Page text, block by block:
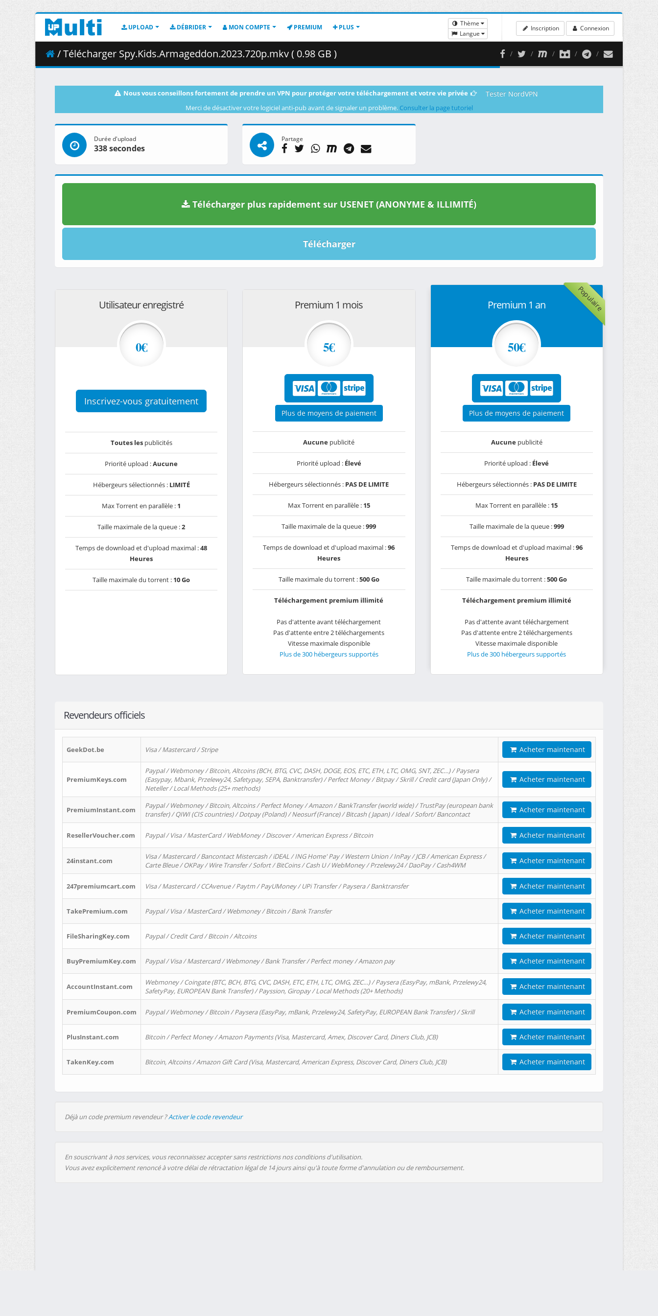
UPLOAD DÉBRIDER MON COMPTE PREMIUM PLUS
Thème
Langue
Inscription Connexion
/ Télécharger Spy.Kids.Armageddon.2023.720p.mkv ( 0.98 GB )
Nous vous conseillons fortement de prendre un VPN pour protéger votre téléchargement et votre vie privée Tester NordVPN
Merci de désactiver votre logiciel anti-pub avant de signaler un problème. Consulter la page tutoriel
Durée d'upload
338 secondes
Partage
Télécharger plus rapidement sur USENET (ANONYME & ILLIMITÉ)
Télécharger
Utilisateur enregistré
0€
Inscrivez-vous gratuitement
Toutes lespublicités
Priorité upload :Aucune
Hébergeurs sélectionnés : LIMITÉ
Max Torrent en parallèle : 1
Taille maximale de la queue :2
Temps de download et d'upload maximal :48
Heures
Taille maximale du torrent : 10 Go
Premium 1 mois
5€
Plus de moyens de paiement
Aucune publicité
Priorité upload : Élevé
Hébergeurs sélectionnés : PAS DE LIMITE
Max Torrent en parallèle : 15
Taille maximale de la queue :999
Temps de download et d'upload maximal :96
Heures
Taille maximale du torrent :500 Go
Téléchargement premium illimité
Pas d'attente avant téléchargement
Pas d'attente entre 2 téléchargements
Vitesse maximale disponible
Plus de 300 hébergeurs supportés
Populaire
Premium 1 an
50€
Plus de moyens de paiement
Aucunepublicité
Priorité upload : Élevé
Hébergeurs sélectionnés : PAS DE LIMITE
Max Torrent en parallèle : 15
Taille maximale de la queue :999
Temps de download et d'upload maximal :96
Heures
Taille maximale du torrent :500 Go
Téléchargement premium illimité
Pas d'attente avant téléchargement
Pas d'attente entre 2 téléchargements
Vitesse maximale disponible
Plus de 300 hébergeurs supportés
Revendeurs officiels
GeekDot.be Visa / Mastercard / Stripe Acheter maintenant
PremiumKeys.com
Paypal / Webmoney / Bitcoin, Altcoins (BCH, BTG, CVC, DASH, DOGE, EOS, ETC, ETH, LTC, OMG, SNT, ZEC…) / Paysera
(Easypay, Mbank, Przelewy24, Safetypay, SEPA, Banktransfer) / Perfect Money / Bitpay / Skrill / Credit card (Japan Only) /
Neteller / Local Methods (25+ methods)
Acheter maintenant
PremiumInstant.com
Paypal / Webmoney / Bitcoin, Altcoins / Perfect Money / Amazon / BankTransfer (world wide) / TrustPay (european bank
transfer) / QIWI (CIS countries) / Dotpay (Poland) / Neosurf (France) / Bitcash ( Japan) / Ideal / Sofort/ Bancontact
Acheter maintenant
ResellerVoucher.com Paypal / Visa / MasterCard / WebMoney / Discover / American Express / Bitcoin Acheter maintenant
24instant.com
Visa / Mastercard / Bancontact Mistercash / iDEAL / ING Home' Pay / Western Union / InPay / JCB / American Express /
Carte Bleue / OKPay / Wire Transfer / Sofort / BitCoins / Cash U / WebMoney / Przelewy24 / DaoPay / Cash4WM
Acheter maintenant
247premiumcart.com Visa / Mastercard / CCAvenue / Paytm / PayUMoney / UPi Transfer / Paysera / Banktransfer Acheter maintenant
TakePremium.com Paypal / Visa / MasterCard / Webmoney / Bitcoin / Bank Transfer Acheter maintenant
FileSharingKey.com Paypal / Credit Card / Bitcoin / Altcoins Acheter maintenant
BuyPremiumKey.com Paypal / Visa / Mastercard / Webmoney / Bank Transfer / Perfect money / Amazon pay Acheter maintenant
AccountInstant.com
Webmoney / Coingate (BTC, BCH, BTG, CVC, DASH, ETC, ETH, LTC, OMG, ZEC…) / Paysera (EasyPay, mBank, Przelewy24,
SafetyPay, EUROPEAN Bank Transfer) / Payssion, Giropay / Local Methods (20+ Methods)
Acheter maintenant
PremiumCoupon.com Paypal / Webmoney / Bitcoin / Paysera (EasyPay, mBank, Przelewy24, SafetyPay, EUROPEAN Bank Transfer) / Skrill Acheter maintenant
PlusInstant.com Bitcoin / Perfect Money / Amazon Payments (Visa, Mastercard, Amex, Discover Card, Diners Club, JCB) Acheter maintenant
TakenKey.com Bitcoin, Altcoins / Amazon Gift Card (Visa, Mastercard, American Express, Discover Card, Diners Club, JCB) Acheter maintenant
Déjà un code premium revendeur ?Activer le code revendeur
En souscrivant à nos services, vous reconnaissez accepter sans restrictions nos conditions d'utilisation.
Vous avez explicitement renoncé à votre délai de rétractation légal de 14 jours ainsi qu'à toute forme d'annulation ou de remboursement.